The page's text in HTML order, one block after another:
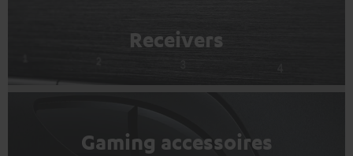
Receivers
Gaming accessoires